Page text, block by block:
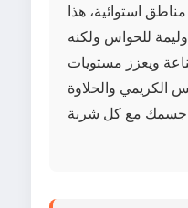
استوائية، هذا
للحواس ولكنه
ويعزز مستويات
الكريمي والحلاوة